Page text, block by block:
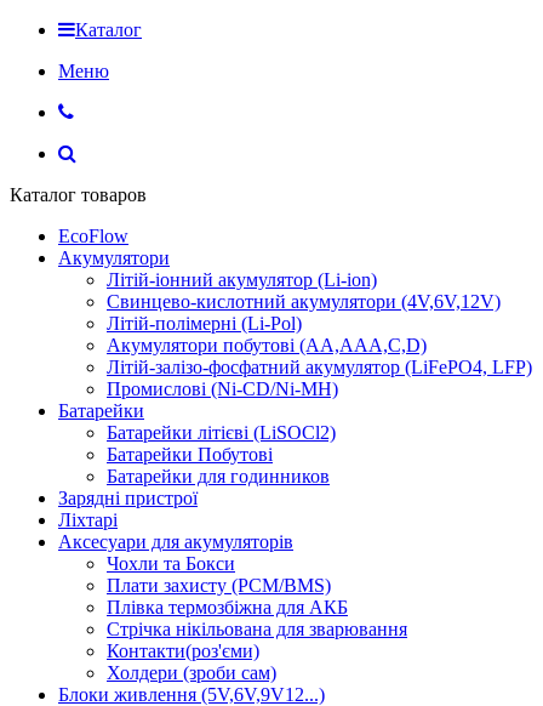
Каталог
Меню
Каталог товаров
EcoFlow
Акумулятори
Літій-іонний акумулятор (Li-ion)
Свинцево-кислотний акумулятори (4V,6V,12V)
Літій-полімерні (Li-Pol)
Акумулятори побутові (AA,AAA,C,D)
Літій-залізо-фосфатний акумулятор (LiFePO4, LFP)
Промислові (Ni-CD/Ni-MH)
Батарейки
Батарейки літієві (LiSOCl2)
Батарейки Побутові
Батарейки для годинников
Зарядні пристрої
Ліхтарі
Аксесуари для акумуляторів
Чохли та Бокси
Плати захисту (PCM/BMS)
Плівка термозбіжна для АКБ
Стрічка нікільована для зварювання
Контакти(роз'єми)
Холдери (зроби сам)
Блоки живлення (5V,6V,9V12...)